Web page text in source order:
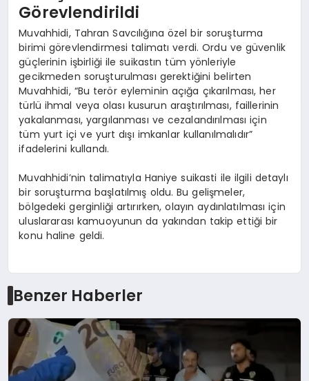
Görevlendirildi
Muvahhidi, Tahran Savcılığına özel bir soruşturma
birimi görevlendirmesi talimatı verdi. Ordu ve güvenlik
güçlerinin işbirliği ile suikastın tüm yönleriyle
gecikmeden soruşturulması gerektiğini belirten
Muvahhidi, “Bu terör eyleminin açığa çıkarılması, her
türlü ihmal veya olası kusurun araştırılması, faillerinin
yakalanması, yargılanması ve cezalandırılması için
tüm yurt içi ve yurt dışı imkanlar kullanılmalıdır”
ifadelerini kullandı.
Muvahhidi’nin talimatıyla Haniye suikasti ile ilgili detaylı
bir soruşturma başlatılmış oldu. Bu gelişmeler,
bölgedeki gerginliği artırırken, olayın aydınlatılması için
uluslararası kamuoyunun da yakından takip ettiği bir
konu haline geldi.
Benzer Haberler